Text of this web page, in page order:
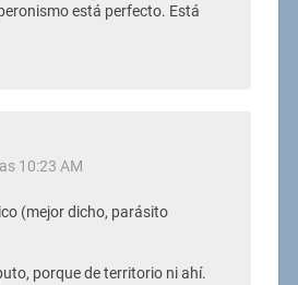
está perfecto. Está
10:23 AM
(mejor dicho, parásito
porque de territorio ni ahí.